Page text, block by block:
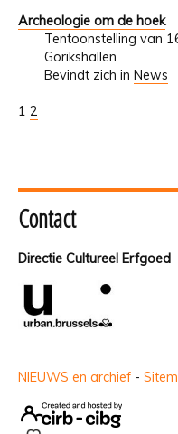
Archeologie om de hoek
Tentoonstelling van
Gorikshallen
Bevindt zich in News
1 2
Contact
Directie Cultureel Erfgoed
NIEUWS en archief -